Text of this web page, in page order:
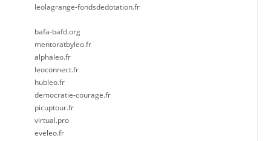
leolagrange-fondsdedotation.fr
bafa-bafd.org
mentoratbyleo.fr
alphaleo.fr
leoconnect.fr
hubleo.fr
democratie-courage.fr
picuptour.fr
virtual.pro
eveleo.fr